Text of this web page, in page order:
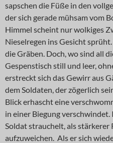
sapschen die Füße in den
der sich gerade mühsam vom
Himmel scheint nur wolkiges
Nieselregen ins Gesicht
die Gräben. Doch, wo sind all
Gespenstisch still und leer,
erstreckt sich das Gewirr aus
dem Soldaten, der zögerlich
Blick erhascht eine
in einer Biegung verschwindet.
Soldat strauchelt, als stärkerer
aufzuweichen. Als er sich